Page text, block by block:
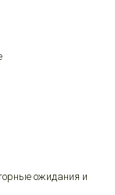
ожидания и